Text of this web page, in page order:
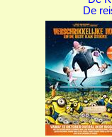
De